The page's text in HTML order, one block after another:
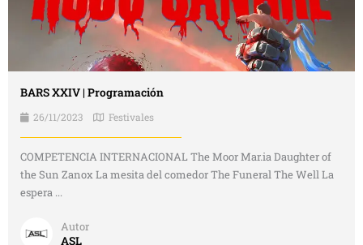
BARS XXIV | Programación
26/11/2023 Festivales
COMPETENCIA INTERNACIONAL The Moor Mar.ia Daughter of
the Sun Zanox La mesita del comedor The Funeral The Well La
espera ...
Autor
ASL